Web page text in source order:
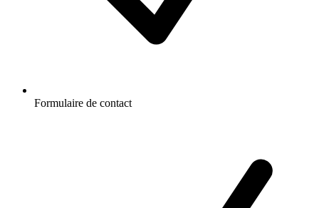
Formulaire de contact